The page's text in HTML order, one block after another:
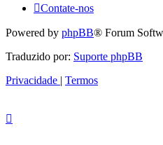
Contate-nos
Powered by phpBB® Forum
Traduzido por: Suporte phpBB
Privacidade | Termos